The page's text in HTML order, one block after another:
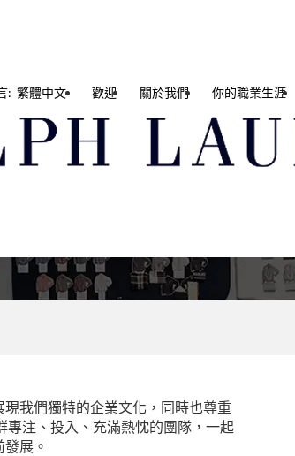
: 繁體中文 歡迎 關於我們 你的職業生涯
現我們獨特的企業文化，同時也尊重
專注、投入、充滿熱忱的團隊，一起
展。